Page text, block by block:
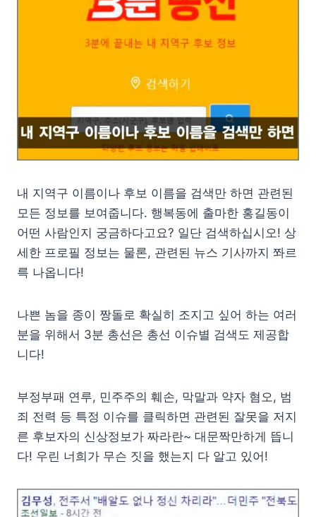
내 지역구 이름이나 후보 이름을 검색만 하면 관련된
모든 정보를 보여줍니다. 행복동에 출마한 홍길동이
어떤 사람인지 궁금하다고요? 일단 검색하십시오! 상
세한 프로필 정보는 물론, 관련된 뉴스 기사까지 쫘르
륵 나옵니다!
나쁜 놈을 종이 짱돌로 확실히 조지고 싶어 하는 여러
분을 위해서 3분 총선은 총선 이슈별 검색도 제공합
니다!
부정부패 연루, 민주주의 훼손, 막말과 약자 혐오, 범
죄 전력 등 특정 이슈를 클릭하면 관련된 잘못을 저지
른 후보자의 신상정보가 짜라란~ 대문짝만하게 뜹니
다! 우린 너희가 무슨 짓을 했는지 다 알고 있어!